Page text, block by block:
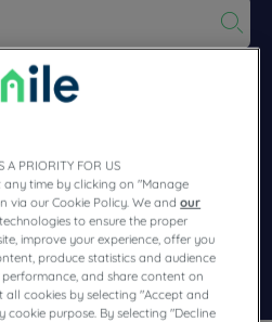
een hotel
A PRIORITY FOR US
any time by clicking on "Manage
via our Cookie Policy. We andour
to ensure the proper
improve your experience, offer you
produce statistics and audience
and share content on
all cookies by selecting "Accept and
cookie purpose. By selecting "Decline